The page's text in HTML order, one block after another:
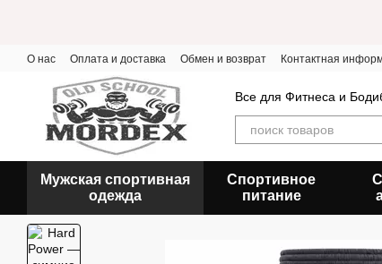
О нас Оплата и доставка Обмен и возврат Контактная
Все для Фитнеса и
Мужская спортивная
одежда
Спортивное
питание